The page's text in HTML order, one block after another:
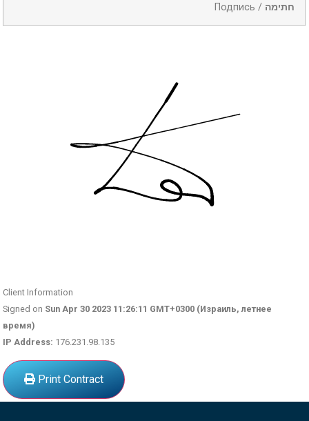
Подпись / חתימה
Client Information
Signed on Sun Apr 30 2023 11:26:11 GMT+0300 (Израиль, летнее
время)
IP Address: 176.231.98.135
Print Contract